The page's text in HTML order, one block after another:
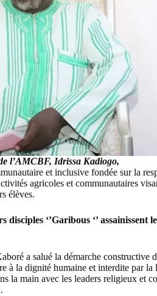
l’AMCBF, Idrissa Kadiogo,
et inclusive fondée sur la
agricoles et communautaires
élèves.
‘’Garibous ‘’ assainissent
a salué la démarche constructive
à la dignité humaine et interdite par
la main avec les leaders religieux et